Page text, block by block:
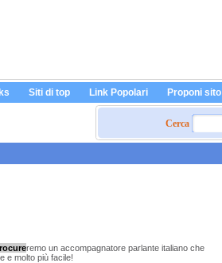
Siti di top Link Popolari Proponi sito
Cerca
remo un accompagnatore parlante italiano che
e molto più facile!